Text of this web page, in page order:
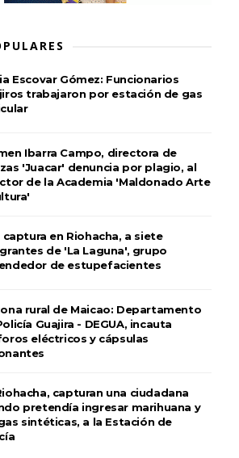
Escovar Gómez: Funcionarios
trabajaron por estación de gas
Ibarra Campo, directora de
'Juacar' denuncia por plagio, al
de la Academia 'Maldonado Arte
captura en Riohacha, a siete
de 'La Laguna', grupo
de estupefacientes
rural de Maicao: Departamento
Guajira - DEGUA, incauta
eléctricos y cápsulas
capturan una ciudadana
pretendía ingresar marihuana y
sintéticas, a la Estación de